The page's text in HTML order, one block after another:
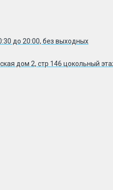
до 20:00, без выходных
дом 2, стр 146 цокольный